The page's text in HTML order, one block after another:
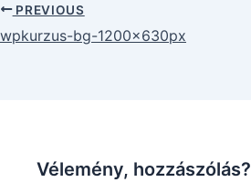
PREVIOUS
wpkurzus-bg-1200x630px
Vélemény, hozzászólás?